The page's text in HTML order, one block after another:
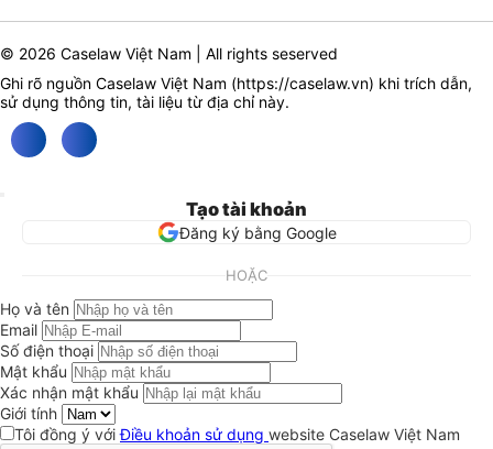
© 2026 Caselaw Việt Nam | All rights seserved
Ghi rõ nguồn Caselaw Việt Nam (https://caselaw.vn) khi trích dẫn,
sử dụng thông tin, tài liệu từ địa chỉ này.
Tạo tài khoản
Đăng ký bằng Google
HOẶC
Họ và tên
Email
Số điện thoại
Mật khẩu
Xác nhận mật khẩu
Giới tính
Tôi đồng ý vớiĐiều khoản sử dụng website Caselaw Việt Nam